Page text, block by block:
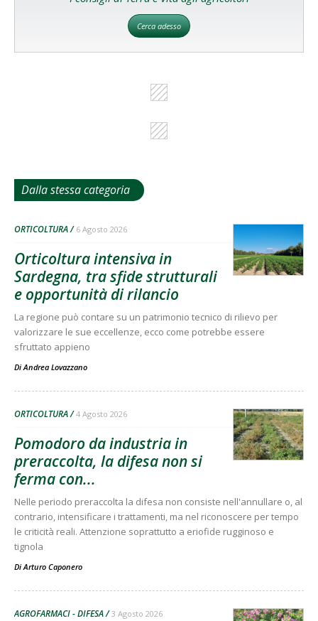
Cerca adesso
Dalla stessa categoria
ORTICOLTURA 6 Agosto 2026
Orticoltura intensiva in
Sardegna, tra sfide strutturali
e opportunità di rilancio
La regione può contare su un patrimonio tecnico di rilievo per
valorizzare le sue eccellenze, ecco come potrebbe essere
sfruttato appieno
DiAndrea Lovazzano
ORTICOLTURA 4 Agosto 2026
Pomodoro da industria in
preraccolta, la difesa non si
ferma con...
Nelle periodo preraccolta la difesa non consiste nell'annullare o, al
contrario, intensificare i trattamenti, ma nel riconoscere per tempo
le criticità reali. Attenzione soprattutto a eriofide rugginoso e
tignola
DiArturo Caponero
AGROFARMACI - DIFESA 3 Agosto 2026